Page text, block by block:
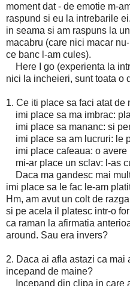
moment dat - de emotie m-
raspund si eu la intrebarile
in seama si am raspuns la
macabru (care nici macar
ce banc l-am cules).
Here I go (experienta la
nici la incheieri, sunt toata o
1. Ce iti place sa faci atat de
imi place sa ma imbrac:
imi place sa mananc: si
imi place sa am lucruri: le
imi place cafeaua: o avere
mi-ar place un sclav: l-as
Daca ma gandesc mai
imi place sa le fac le-am
Hm, am avut un colt de
si pe acela il platesc intr-o
ca raman la afirmatia
around. Sau era invers?
2. Daca ai afla astazi ca mai
incepand de maine?
Incepand din clipa in care